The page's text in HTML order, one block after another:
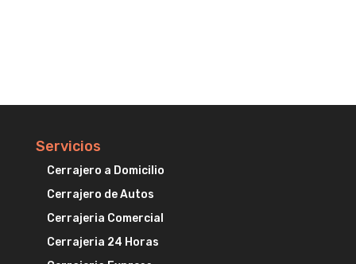
Servicios
Cerrajero a Domicilio
Cerrajero de Autos
Cerrajeria Comercial
Cerrajeria 24 Horas